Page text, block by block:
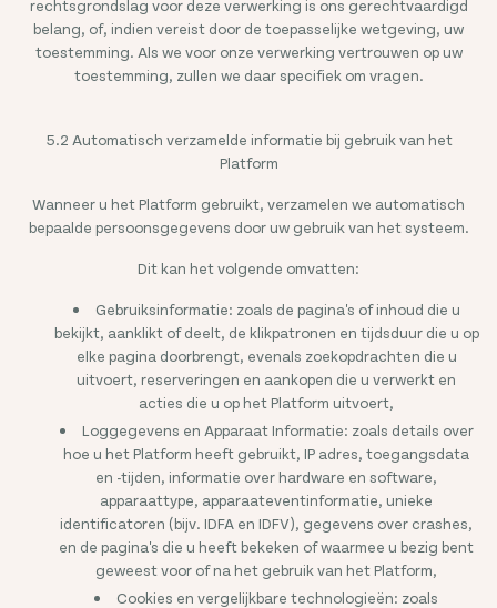
rechtsgrondslag voor deze verwerking is ons gerechtvaardigd
belang, of, indien vereist door de toepasselijke wetgeving, uw
toestemming. Als we voor onze verwerking vertrouwen op uw
toestemming, zullen we daar specifiek om vragen.
5.2 Automatisch verzamelde informatie bij gebruik van het
Platform
Wanneer u het Platform gebruikt, verzamelen we automatisch
bepaalde persoonsgegevens door uw gebruik van het systeem.
Dit kan het volgende omvatten:
Gebruiksinformatie: zoals de pagina's of inhoud die u
bekijkt, aanklikt of deelt, de klikpatronen en tijdsduur die u op
elke pagina doorbrengt, evenals zoekopdrachten die u
uitvoert, reserveringen en aankopen die u verwerkt en
acties die u op het Platform uitvoert,
Loggegevens en Apparaat Informatie: zoals details over
hoe u het Platform heeft gebruikt, IP adres, toegangsdata
en -tijden, informatie over hardware en software,
apparaattype, apparaateventinformatie, unieke
identificatoren (bijv. IDFA en IDFV), gegevens over crashes,
en de pagina's die u heeft bekeken of waarmee u bezig bent
geweest voor of na het gebruik van het Platform,
Cookies en vergelijkbare technologieën: zoals